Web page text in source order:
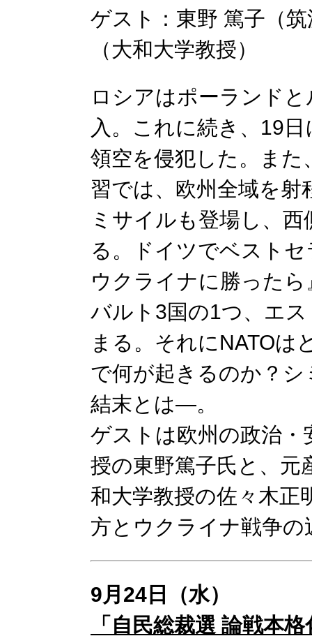
ゲスト：東野 篤子（
（大和大学教授）
ロシアはポーランド
入。これに続き、19
領空を侵犯した。ま
習では、欧州全域を射
ミサイルも登場し、
る。ドイツでベスト
ウクライナに勝った
バルト3国の1つ、エ
まる。それにNATOは
で何が起きるのか？
結末とは―。
ゲストは欧州の政治・
授の東野篤子氏と、元
和大学教授の佐々木正
方とウクライナ戦争
9月24日（水）
「自民総裁選 論戦本